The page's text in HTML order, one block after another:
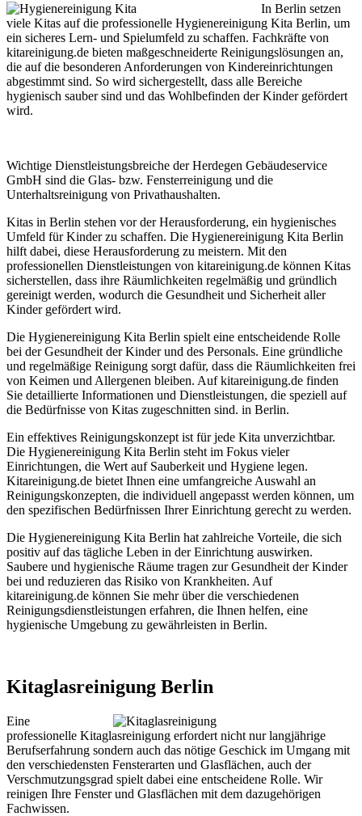
In Berlin setzen
viele Kitas auf die professionelle Hygienereinigung Kita Berlin, um
ein sicheres Lern- und Spielumfeld zu schaffen. Fachkräfte von
kitareinigung.de bieten maßgeschneiderte Reinigungslösungen an,
die auf die besonderen Anforderungen von Kindereinrichtungen
abgestimmt sind. So wird sichergestellt, dass alle Bereiche
hygienisch sauber sind und das Wohlbefinden der Kinder gefördert
wird.
Wichtige Dienstleistungsbreiche der Herdegen Gebäudeservice
GmbH sind die Glas- bzw. Fensterreinigung und die
Unterhaltsreinigung von Privathaushalten.
Kitas in Berlin stehen vor der Herausforderung, ein hygienisches
Umfeld für Kinder zu schaffen. Die Hygienereinigung Kita Berlin
hilft dabei, diese Herausforderung zu meistern. Mit den
professionellen Dienstleistungen von kitareinigung.de können Kitas
sicherstellen, dass ihre Räumlichkeiten regelmäßig und gründlich
gereinigt werden, wodurch die Gesundheit und Sicherheit aller
Kinder gefördert wird.
Die Hygienereinigung Kita Berlin spielt eine entscheidende Rolle
bei der Gesundheit der Kinder und des Personals. Eine gründliche
und regelmäßige Reinigung sorgt dafür, dass die Räumlichkeiten frei
von Keimen und Allergenen bleiben. Auf kitareinigung.de finden
Sie detaillierte Informationen und Dienstleistungen, die speziell auf
die Bedürfnisse von Kitas zugeschnitten sind. in Berlin.
Ein effektives Reinigungskonzept ist für jede Kita unverzichtbar.
Die Hygienereinigung Kita Berlin steht im Fokus vieler
Einrichtungen, die Wert auf Sauberkeit und Hygiene legen.
Kitareinigung.de bietet Ihnen eine umfangreiche Auswahl an
Reinigungskonzepten, die individuell angepasst werden können, um
den spezifischen Bedürfnissen Ihrer Einrichtung gerecht zu werden.
Die Hygienereinigung Kita Berlin hat zahlreiche Vorteile, die sich
positiv auf das tägliche Leben in der Einrichtung auswirken.
Saubere und hygienische Räume tragen zur Gesundheit der Kinder
bei und reduzieren das Risiko von Krankheiten. Auf
kitareinigung.de können Sie mehr über die verschiedenen
Reinigungsdienstleistungen erfahren, die Ihnen helfen, eine
hygienische Umgebung zu gewährleisten in Berlin.
Kitaglasreinigung Berlin
Eine
professionelle Kitaglasreinigung erfordert nicht nur langjährige
Berufserfahrung sondern auch das nötige Geschick im Umgang mit
den verschiedensten Fensterarten und Glasflächen, auch der
Verschmutzungsgrad spielt dabei eine entscheidene Rolle. Wir
reinigen Ihre Fenster und Glasflächen mit dem dazugehörigen
Fachwissen.